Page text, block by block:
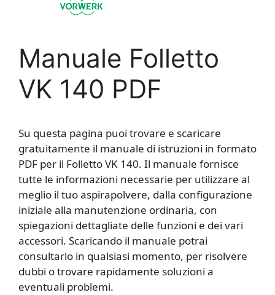
Manuale Folletto
VK 140 PDF
Su questa pagina puoi trovare e scaricare
gratuitamente il manuale di istruzioni in formato
PDF per il Folletto VK 140. Il manuale fornisce
tutte le informazioni necessarie per utilizzare al
meglio il tuo aspirapolvere, dalla configurazione
iniziale alla manutenzione ordinaria, con
spiegazioni dettagliate delle funzioni e dei vari
accessori. Scaricando il manuale potrai
consultarlo in qualsiasi momento, per risolvere
dubbi o trovare rapidamente soluzioni a
eventuali problemi.